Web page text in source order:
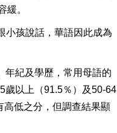
緩。
小孩說話，華語因此成為
年紀及學歷，常用母語的
歲以上（91.5％）及50-64
高低之分，但調查結果顯